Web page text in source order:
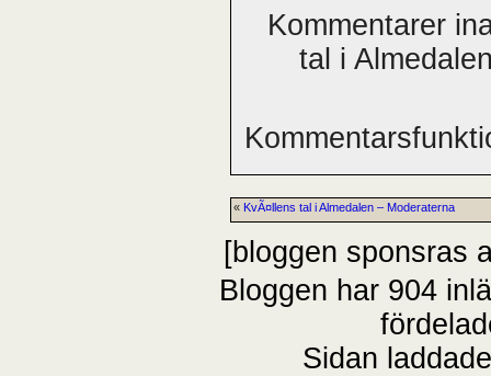
Kommentarer
tal i
« KvÃ¤llens tal i Almedalen – Moderaterna
[bloggen sponsras
Bloggen har 904
Sidan